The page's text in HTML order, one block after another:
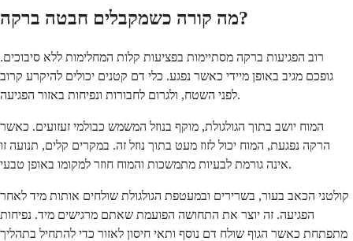
מה קורה כשמקבלים חבטה ברקה?
רוב הפגיעות ברקה מסתיימות בפציעות קלות המחלימות ללא סיבוכים.
גופכם מגיב באופן מיידי כאשר נפגע. כלי דם קטנים יכולים להיקרע קרוב
לפני השטח, ולגרום לחבורות ונפיחות באזור הפגיעה.
המוח יושב בתוך הגולגולת, מוקף בנוזל המשמש כבולמי זעזועים. כאשר
הרקה נפגעת, המוח יכול לזוז מעט בתוך נוזל זה. במקרים קלים, תנועה זו
אינה גורמת לבעיות מתמשכות והמוח חוזר למקומו באופן טבעי.
קולטני הכאב בעור, בשרירים ובמעטפת הגולגולת שולחים אותות מיד לאחר
הפגיעה. זה יוצר את התחושה הפועמת שאתם מרגישים מיד. נפיחות
מתפתחת כאשר הגוף שולח דם נוסף ותאי חיסון לאזור כדי להתחיל בתהליך